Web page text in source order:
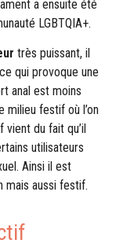
a ensuite été
LGBTQIA+.
très puissant, il
qui provoque une
anal est moins
milieu festif où l’on
du fait qu’il
utilisateurs
Ainsi il est
mais aussi festif.